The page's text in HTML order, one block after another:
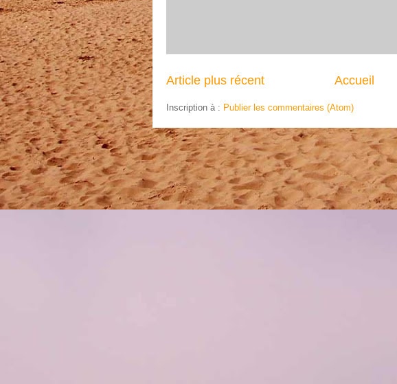
Article plus récent Accueil
Inscription à : Publier les commentaires (Atom)